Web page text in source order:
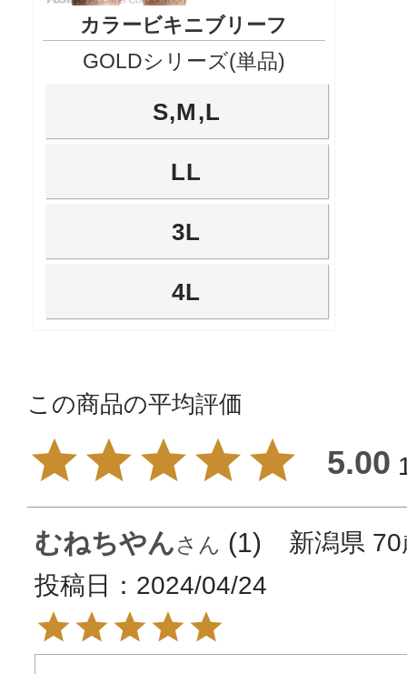
カラービキニブリーフ
GOLDシリーズ(単品)
S,M,L
LL
3L
4L
5.00
むねちやん 1 新潟県
投稿日
2024/04/24